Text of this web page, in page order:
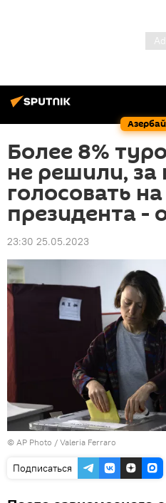
Более 8%
не решили, за
голосовать
президента -
23:30 25.05.2023
© AP Photo / Valeria Ferraro
Подписаться